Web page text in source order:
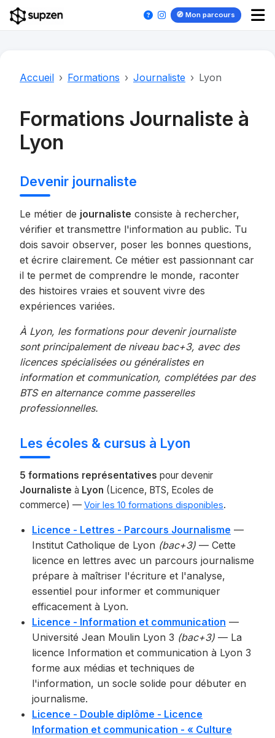
🧭 Mon parcours
Accueil Formations Journaliste Lyon
Formations Journaliste à
Lyon
Devenir journaliste
Le métier de journaliste consiste à rechercher,
vérifier et transmettre l'information au public. Tu
dois savoir observer, poser les bonnes questions,
et écrire clairement. Ce métier est passionnant car
il te permet de comprendre le monde, raconter
des histoires vraies et souvent vivre des
expériences variées.
À Lyon, les formations pour devenir journaliste
sont principalement de niveau bac+3, avec des
licences spécialisées ou généralistes en
information et communication, complétées par des
BTS en alternance comme passerelles
professionnelles.
Les écoles & cursus à Lyon
5 formations représentatives pour devenir
Journaliste à Lyon (Licence, BTS, Ecoles de
commerce) — Voir les 10 formations disponibles.
Licence - Lettres - Parcours Journalisme —
Institut Catholique de Lyon (bac+3) — Cette
licence en lettres avec un parcours journalisme
prépare à maîtriser l'écriture et l'analyse,
essentiel pour informer et communiquer
efficacement à Lyon.
Licence - Information et communication —
Université Jean Moulin Lyon 3 (bac+3) — La
licence Information et communication à Lyon 3
forme aux médias et techniques de
l'information, un socle solide pour débuter en
journalisme.
Licence - Double diplôme - Licence
Information et communication - « Culture